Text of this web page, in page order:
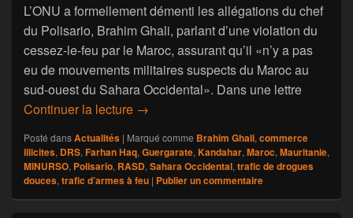
L’ONU a formellement démenti les allégations du chef
du Polisario, Brahim Ghali, parlant d’une violation du
cessez-le-feu par le Maroc, assurant qu’il «n’y a pas
eu de mouvements militaires suspects du Maroc au
sud-ouest du Sahara Occidental». Dans une lettre
Continuer la lecture Sahara Occidental : L’ONU
→
Posté dansActualités | Marqué comme Brahim Ghali, commerce
illicites, DRS, Farhan Haq, Guergarate, Kandahar, Maroc, Mauritanie,
MINURSO, Polisario, RASD, Sahara Occidental, trafic de drogues
douces, trafic d’armes à feu | Publier un commentaire